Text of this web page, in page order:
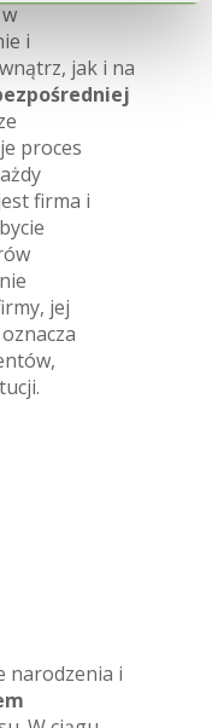
i
jak i na
proces
firma i
jej
narodzenia i